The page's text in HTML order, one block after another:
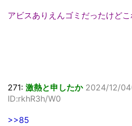
アビスありえんゴミだったけどこ
271: 激熱と申したか 2024/12/
ID:rkhR3h/W0
>>85